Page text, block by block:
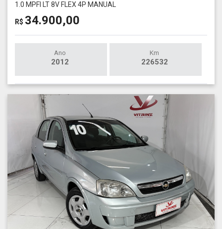
1.0 MPFI LT 8V FLEX 4P MANUAL
R$ 34.900,00
Ano
2012
Km
226532